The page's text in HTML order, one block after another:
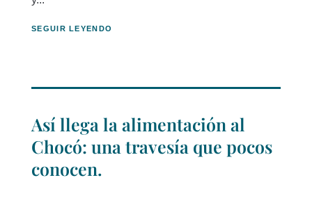
SEGUIR LEYENDO
Así llega la alimentación al
Chocó: una travesía que pocos
conocen.